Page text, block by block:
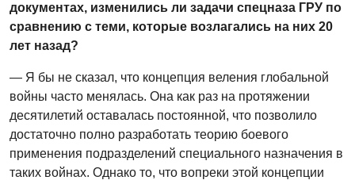
документах, изменились ли задачи спецназа ГРУ по
сравнению с теми, которые возлагались на них 20
лет назад?
— Я бы не сказал, что концепция веления глобальной
войны часто менялась. Она как раз на протяжении
десятилетий оставалась постоянной, что позволило
достаточно полно разработать теорию боевого
применения подразделений специального назначения в
таких войнах. Однако то, что вопреки этой концепции